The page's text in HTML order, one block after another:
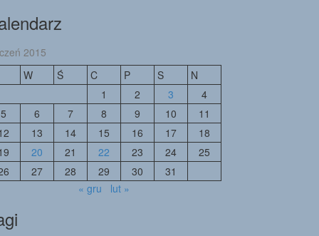
2015
W Ś C P S
N
1
2 3
4
5
6 7 8 9 10
11
13 14 15 16 17
18
20 21 22 23 24
25
27 28 29 30
31
« gru
lut »